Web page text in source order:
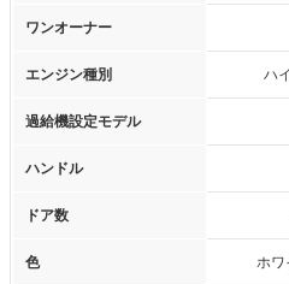
ワンオーナー
エンジン種別 ハ
過給機設定モデル
ハンドル
ドア数
色 ホワ